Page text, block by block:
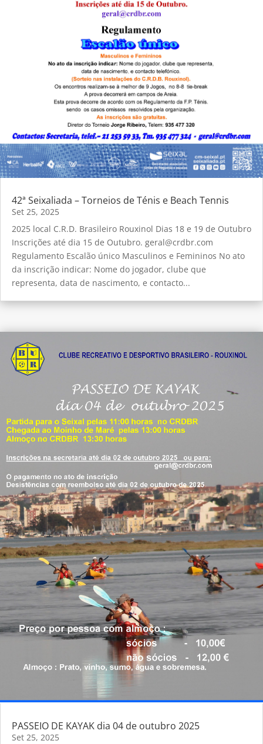
42ª Seixaliada – Torneios de Ténis e Beach Tennis
Set 25, 2025
2025 local C.R.D. Brasileiro Rouxinol Dias 18 e 19 de Outubro
Inscrições até dia 15 de Outubro. geral@crdbr.com
Regulamento Escalão único Masculinos e Femininos No ato
da inscrição indicar: Nome do jogador, clube que
representa, data de nascimento, e contacto...
PASSEIO DE KAYAK dia 04 de outubro 2025
Set 25, 2025